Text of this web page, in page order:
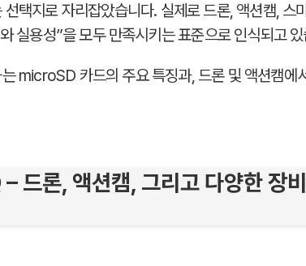
택지로 자리잡았습니다. 실제로 드론, 액션캠, 스
실용성”을 모두 만족시키는 표준으로 인식되고
microSD 카드의 주요 특징과, 드론 및 액션캠에
론, 액션캠, 그리고 다양한 장